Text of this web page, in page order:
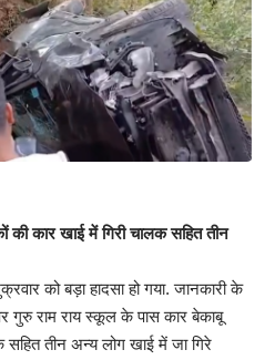
की कार खाई में गिरी चालक सहित तीन
को बड़ा हादसा हो गया. जानकारी के
गुरु राम राय स्कूल के पास कार बेकाबू
तीन अन्य लोग खाई में जा गिरे